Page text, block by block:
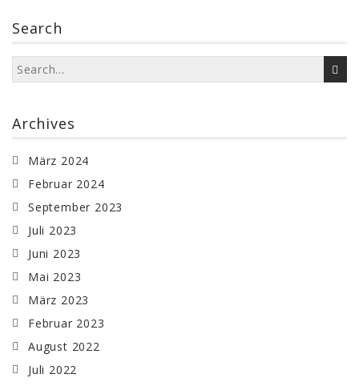
Search
Archives
März 2024
Februar 2024
September 2023
Juli 2023
Juni 2023
Mai 2023
März 2023
Februar 2023
August 2022
Juli 2022